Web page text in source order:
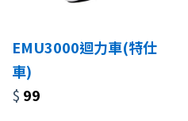
EMU3000迴力車(特仕
車)
$ 99